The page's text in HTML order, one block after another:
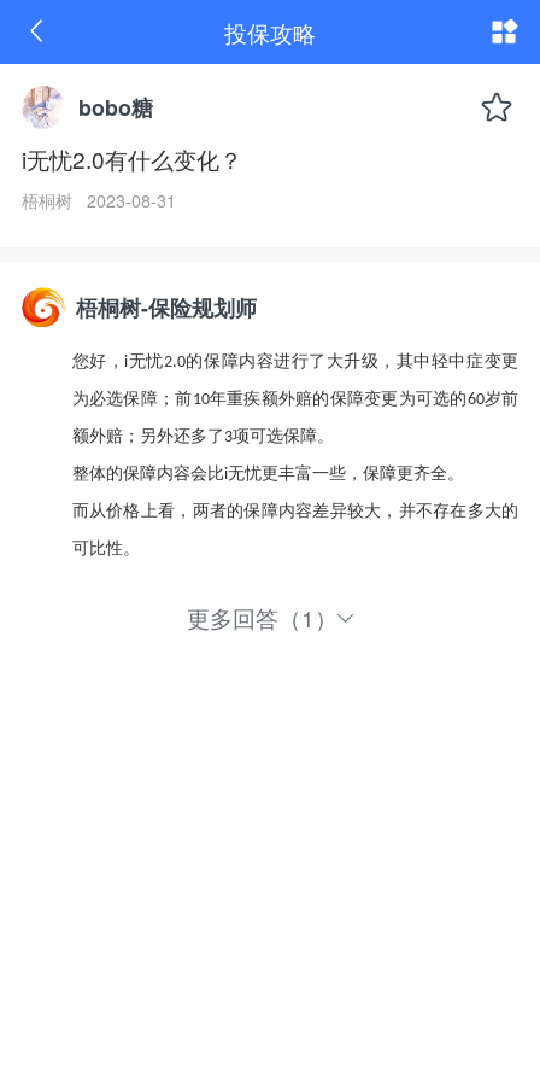
投保攻略
bobo糖
i无忧2.0有什么变化？
梧桐树 2023-08-31
梧桐树-保险规划师
您好，i无忧2.0的保障内容进行了大升级，其中轻中症变更
为必选保障；前10年重疾额外赔的保障变更为可选的60岁前
额外赔；另外还多了 3项可选保障。
整体的保障内容会比i无忧更丰富一些，保障更齐全。
而从价格上看，两者的保障内容差异较大，并不存在多大的
可比性。
更多回答（1）